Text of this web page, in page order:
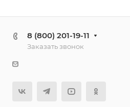
8 (800) 201-19-11
Заказать звонок